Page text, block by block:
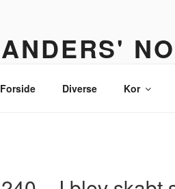
ANDERS'
Forside Diverse Kor